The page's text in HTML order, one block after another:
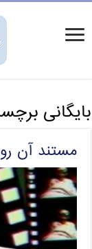
بایگانی
مستند آن